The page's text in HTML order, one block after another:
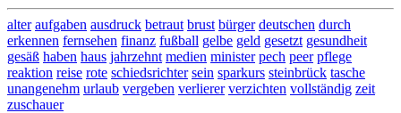
alter aufgaben ausdruck betraut brust bürger deutschen durch
erkennen fernsehen finanz fußball gelbe geld gesetzt gesundheit
gesäß haben haus jahrzehnt medien minister pech peer pflege
reaktion reise rote schiedsrichter sein sparkurs steinbrück tasche
unangenehm urlaub vergeben verlierer verzichten vollständig zeit
zuschauer